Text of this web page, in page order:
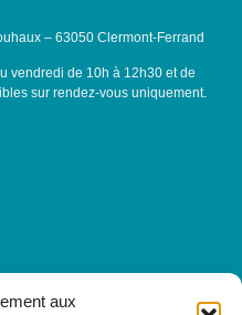
aux
– 63050 Clermont-Ferrand
vendredi de 10h à 12h30 et de
sur rendez-vous uniquement.